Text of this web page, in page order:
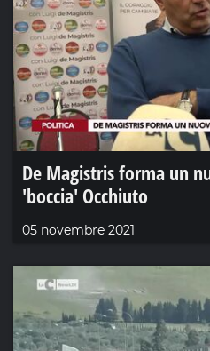
De Magistris forma un
'boccia' Occhiuto
05 novembre 2021